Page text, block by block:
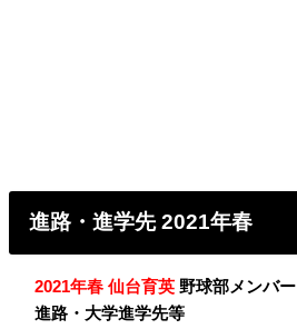
進路・進学先 2021年春
・2021年春 仙台育英 野球部メンバー
・進路・大学進学先等